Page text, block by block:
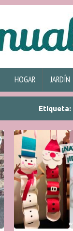
HOGAR JARDÍN
Etiqueta: